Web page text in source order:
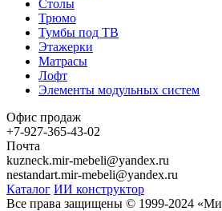
Столы
Трюмо
Тумбы под ТВ
Этажерки
Матрасы
Лофт
Элементы модульных систем
Офис продаж
+7-927-365-43-02
Почта
kuzneck.mir-mebeli@yandex.ru
nestandart.mir-mebeli@yandex.ru
Каталог ИИ конструктор
Все права защищены © 1999-2024